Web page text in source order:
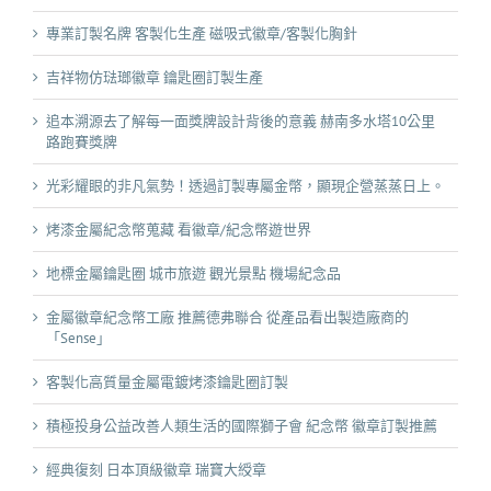
專業訂製名牌 客製化生產 磁吸式徽章/客製化胸針
吉祥物仿琺瑯徽章 鑰匙圈訂製生產
追本溯源去了解每一面獎牌設計背後的意義 赫南多水塔10公里
路跑賽獎牌
光彩耀眼的非凡氣勢！透過訂製專屬金幣，顯現企營蒸蒸日上。
烤漆金屬紀念幣蒐藏 看徽章/紀念幣遊世界
地標金屬鑰匙圈 城市旅遊 觀光景點 機場紀念品
金屬徽章紀念幣工廠 推薦德弗聯合 從產品看出製造廠商的
「Sense」
客製化高質量金屬電鍍烤漆鑰匙圈訂製
積極投身公益改善人類生活的國際獅子會 紀念幣 徽章訂製推薦
經典復刻 日本頂級徽章 瑞寶大綬章